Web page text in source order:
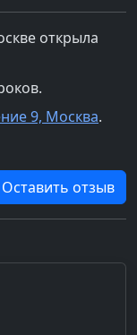
открыла
9, Москва.
Оставить отзыв